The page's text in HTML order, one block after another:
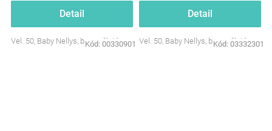
Detail
Vel. 50, Baby Nellys, barva: žlutá
Kód: 00330901
Detail
Vel. 50, Baby Nellys, barva: žlutá
Kód: 03332301